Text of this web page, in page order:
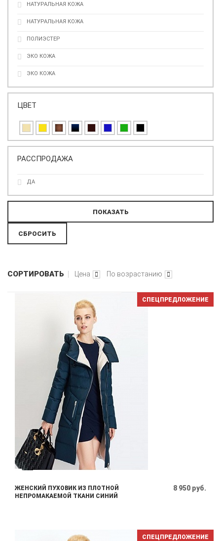
НАТУРАЛЬНАЯ КОЖА
НАТУРАЛЬНАЯ КОЖА
ПОЛИЭСТЕР
ЭКО КОЖА
ЭКО КОЖА
ЦВЕТ
РАССПРОДАЖА
ДА
СОРТИРОВАТЬ Цена По возрастанию
СПЕЦПРЕДЛОЖЕНИЕ
ЖЕНСКИЙ ПУХОВИК ИЗ ПЛОТНОЙ
НЕПРОМАКАЕМОЙ ТКАНИ СИНИЙ
8 950 руб.
СПЕЦПРЕДЛОЖЕНИЕ